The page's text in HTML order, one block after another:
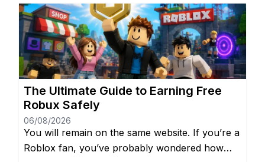
The Ultimate Guide to Earning Free
Robux Safely
06/08/2026
You will remain on the same website. If you’re a
Roblox fan, you’ve probably wondered how